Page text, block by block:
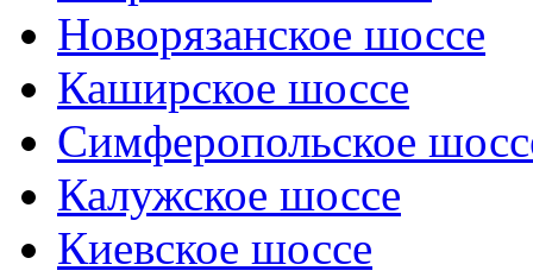
Новорязанское шоссе
Каширское шоссе
Симферопольское
Калужское шоссе
Киевское шоссе